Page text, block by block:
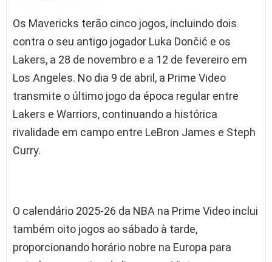
Os Mavericks terão cinco jogos, incluindo dois
contra o seu antigo jogador Luka Dončić e os
Lakers, a 28 de novembro e a 12 de fevereiro em
Los Angeles. No dia 9 de abril, a Prime Video
transmite o último jogo da época regular entre
Lakers e Warriors, continuando a histórica
rivalidade em campo entre LeBron James e Steph
Curry.
O calendário 2025-26 da NBA na Prime Video inclui
também oito jogos ao sábado à tarde,
proporcionando horário nobre na Europa para